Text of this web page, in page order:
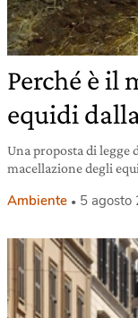
Perché è il
equidi
Una proposta di legge
macellazione degli
Ambiente 5 agosto